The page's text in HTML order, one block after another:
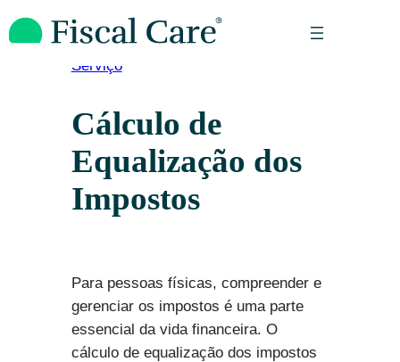
Pular
para
Serviço
Cálculo de
Equalização dos
Impostos
Para pessoas físicas, compreender e
gerenciar os impostos é uma parte
essencial da vida financeira. O
cálculo de equalização dos impostos